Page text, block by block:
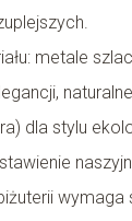
metale
dla stylu
wymaga